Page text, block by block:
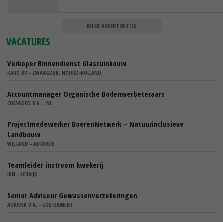
MEER ADVERTENTIES
VACATURES
Verkoper Binnendienst Glastuinbouw
KARO BV - ZWAAGDIJK, NOORD-HOLLAND,
Accountmanager Organische Bodemverbeteraars
COMGOED B.V. - NL
Projectmedewerker BoerenNetwerk – Natuurinclusieve
Landbouw
WIJ.LAND - ABCOUDE
Teamleider instroom kwekerij
IBN - SCHAIJK
Senior Adviseur Gewassenverzekeringen
AGRIVER U.A. - ZOETERMEER